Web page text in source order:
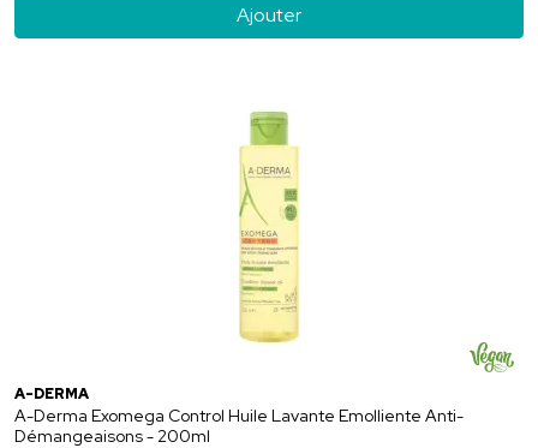
Ajouter
A-DERMA
A-Derma Exomega Control Huile Lavante Emolliente Anti-
Démangeaisons - 200ml